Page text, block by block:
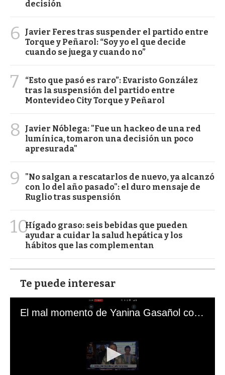
decisión
6
Javier Feres tras suspender el partido entre
Torque y Peñarol: “Soy yo el que decide
cuando se juega y cuando no”
7
“Esto que pasó es raro”: Evaristo González
tras la suspensión del partido entre
Montevideo City Torque y Peñarol
8
Javier Nóblega: "Fue un hackeo de una red
lumínica, tomaron una decisión un poco
apresurada"
9
"No salgan a rescatarlos de nuevo, ya alcanzó
con lo del año pasado": el duro mensaje de
Ruglio tras suspensión
10Hígado graso: seis bebidas que pueden
ayudar a cuidar la salud hepática y los
hábitos que las complementan
Te puede interesar
El mal momento de Yanina Gasañol con un hincha argentino en "Subrayado"